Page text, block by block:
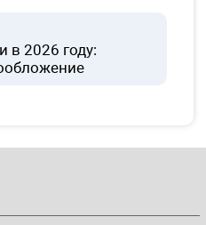
в 2026 году: